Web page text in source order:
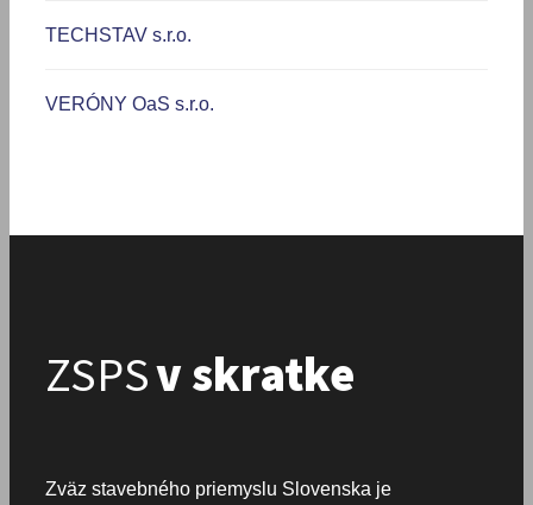
TECHSTAV s.r.o.
VERÓNY OaS s.r.o.
ZSPSv skratke
Zväz stavebného priemyslu Slovenska je